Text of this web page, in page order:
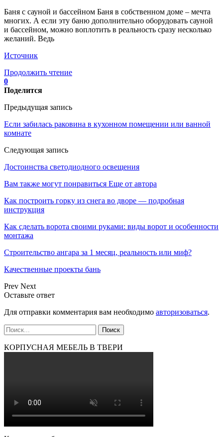
Баня с сауной и бассейном Баня в собственном доме – мечта
многих. А если эту баню дополнительно оборудовать сауной
и бассейном, можно воплотить в реальность сразу несколько
желаний. Ведь
Источник
Продолжить чтение
0
Поделится
Предыдущая запись
Если забилась раковина в кухонном помещении или ванной
комнате
Следующая запись
Достоинства светодиодного освещения
Вам также могут понравиться Еще от автора
Как построить горку из снега во дворе — подробная
инструкция
Как сделать ворота своими руками: виды ворот и особенности
монтажа
Строительство ангара за 1 месяц, реальность или миф?
Качественные проекты бань
Prev Next
Оставьте ответ
Для отправки комментария вам необходимо авторизоваться.
КОРПУСНАЯ МЕБЕЛЬ В ТВЕРИ